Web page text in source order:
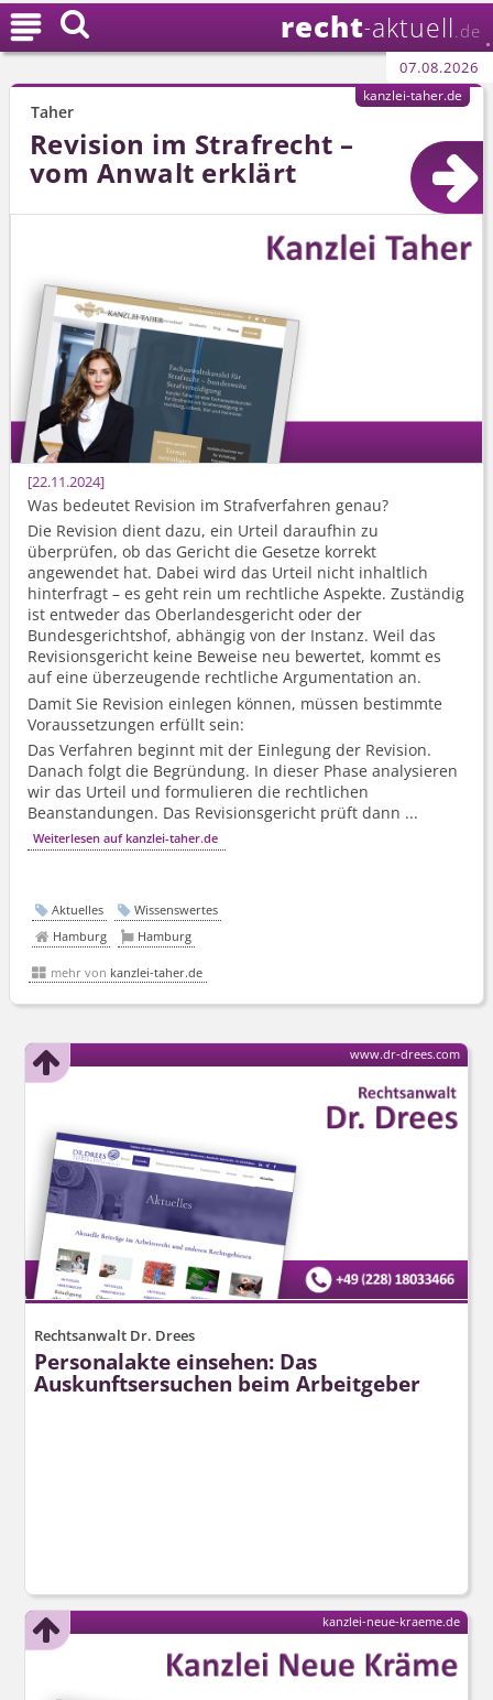
recht-aktuell .de
07.08.2026

Taher
Revision im Strafrecht –
vom Anwalt erklärt
22.11.2024
Was bedeutet Revision im Strafverfahren genau?
Die Revision dient dazu, ein Urteil daraufhin zu
überprüfen, ob das Gericht die Gesetze korrekt
angewendet hat. Dabei wird das Urteil nicht inhaltlich
hinterfragt – es geht rein um rechtliche Aspekte. Zuständig
ist entweder das Oberlandesgericht oder der
Bundesgerichtshof, abhängig von der Instanz. Weil das
Revisionsgericht keine Beweise neu bewertet, kommt es
auf eine überzeugende rechtliche Argumentation an.
Damit Sie Revision einlegen können, müssen bestimmte
Voraussetzungen erfüllt sein:
Das Verfahren beginnt mit der Einlegung der Revision.
Danach folgt die Begründung. In dieser Phase analysieren
wir das Urteil und formulieren die rechtlichen
Beanstandungen. Das Revisionsgericht prüft dann ...
Weiterlesen auf kanzlei-taher.de
kanzlei-taher.de
Aktuelles
Wissenswertes
Hamburg
Hamburg
mehr von kanzlei-taher.de
Rechtsanwalt Dr. Drees
Personalakte einsehen: Das
Auskunftsersuchen beim Arbeitgeber
www.dr-drees.com
kanzlei-neue-kraeme.de